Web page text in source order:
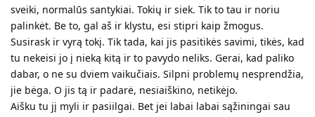
sveiki, normalūs santykiai. Tokių ir siek. Tik to tau ir noriu
palinkėt. Be to, gal aš ir klystu, esi stipri kaip žmogus.
Susirask ir vyrą tokį. Tik tada, kai jis pasitikės savimi, tikės, kad
tu nekeisi jo į nieką kitą ir to pavydo neliks. Gerai, kad paliko
dabar, o ne su dviem vaikučiais. Silpni problemų nesprendžia,
jie bėga. O jis tą ir padarė, nesiaiškino, netikėjo.
Aišku tu jį myli ir pasiilgai. Bet jei labai labai sąžiningai sau